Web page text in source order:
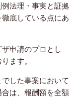
法理・事実と証拠
底している点にあ
申請のプロとし
ます。
した事案において
は、報酬額を全額